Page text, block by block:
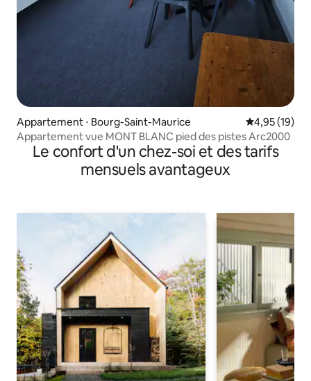
Appartement ⋅ Bourg-Saint-Maurice Évaluation
4,95 (19)
Appartement vue MONT BLANC pied des pistes Arc2000
Le confort d'un chez-soi et des tarifs
mensuels avantageux